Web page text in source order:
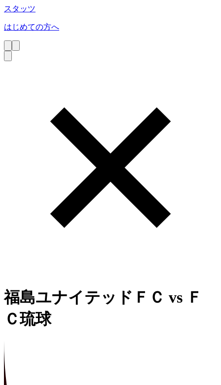
スタッツ
はじめての方へ
福島ユナイテッドＦＣ vs Ｆ
Ｃ琉球